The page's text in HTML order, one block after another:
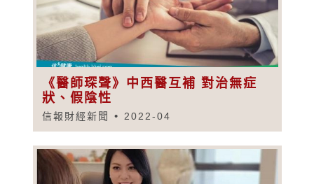
《醫師琛聲》中西醫互補 對治無症
狀、假陰性
信報財經新聞 2022-04